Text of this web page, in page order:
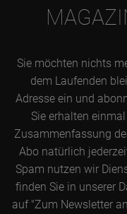
Sie möchten nichts
dem Laufenden
Adresse ein und
Sie erhalten
Zusammenfassung
Abo natürlich
Spam nutzen wir
finden Sie in unserer
auf "Zum Newsletter